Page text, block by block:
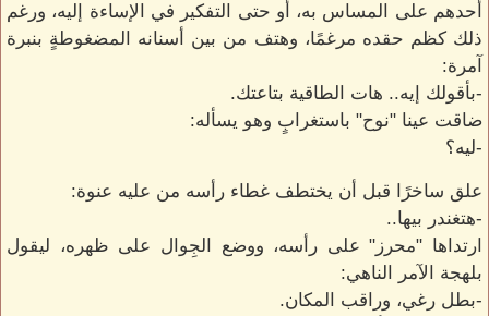
أحدهم على المساس به، أو حتى التفكير في الإساءة إليه، ورغم
ذلك كظم حقده مرغمًا، وهتف من بين أسنانه المضغوطةٍ بنبرة
آمرة:
-بأقولك إيه.. هات الطاقية بتاعتك.
ضاقت عينا "نوح" باستغرابٍ وهو يسأله:
-ليه؟
علق ساخرًا قبل أن يختطف غطاء رأسه من عليه عنوة:
-هتغندر بيها..
ارتداها "محرز" على رأسه، ووضع الجِوال على ظهره، ليقول
بلهجة الآمر الناهي:
-بطل رغي، وراقب المكان.